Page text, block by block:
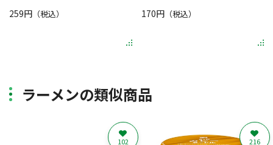
259円 （税込） 170円（税込）
ラーメンの類似商品
102 216